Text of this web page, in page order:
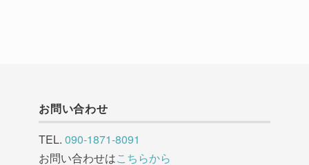
お問い合わせ
TEL. 090-1871-8091
お問い合わせはこちらから